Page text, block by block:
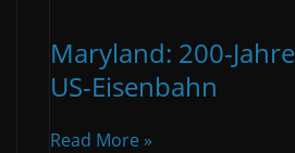
Maryland: 200-
US-Eisenbahn
Read More »